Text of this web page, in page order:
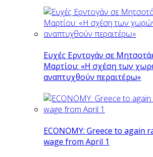
Ευχές Ερντογάν σε
Μαρτίου: «Η σχέση των
αναπτυχθούν περαιτέρω»
ECONOMY: Greece to again
wage from April 1